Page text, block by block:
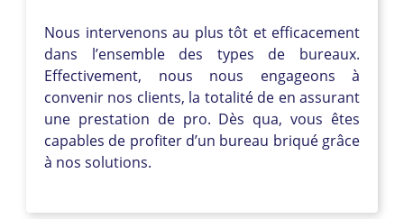
Nous intervenons au plus tôt et efficacement
dans l’ensemble des types de bureaux.
Effectivement, nous nous engageons à
convenir nos clients, la totalité de en assurant
une prestation de pro. Dès qua, vous êtes
capables de profiter d’un bureau briqué grâce
à nos solutions.